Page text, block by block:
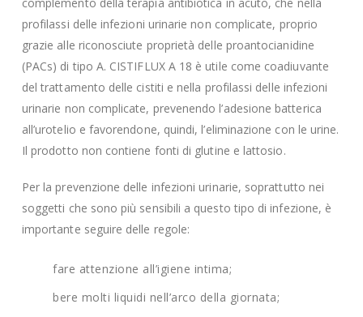
profilassi delle infezioni urinarie non complicate, proprio
grazie alle riconosciute proprietà delle proantocianidine
(PACs) di tipo A. CISTIFLUX A 18 è utile come coadiuvante
del trattamento delle cistiti e nella profilassi delle infezioni
urinarie non complicate, prevenendo l’adesione batterica
all’urotelio e favorendone, quindi, l’eliminazione con le urine.
Il prodotto non contiene fonti di glutine e lattosio.
Per la prevenzione delle infezioni urinarie, soprattutto nei
soggetti che sono più sensibili a questo tipo di infezione, è
importante seguire delle regole:
fare attenzione all’igiene intima;
bere molti liquidi nell’arco della giornata;